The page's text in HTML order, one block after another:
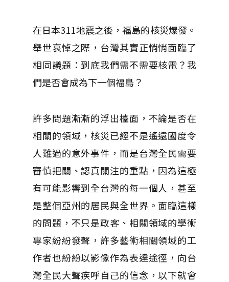
在日本311地震之後，福島的核災爆發。
舉世哀悼之際，台灣其實正悄悄面臨了
相同議題：到底我們需不需要核電？我
們是否會成為下一個福島？
許多問題漸漸的浮出檯面，不論是否在
相關的領域，核災已經不是遙遠國度令
人難過的意外事件，而是台灣全民需要
審慎把關、認真關注的重點，因為這極
有可能影響到全台灣的每一個人，甚至
是整個亞州的居民與全世界。面臨這樣
的問題，不只是政客、相關領域的學術
專家紛紛發聲，許多藝術相關領域的工
作者也紛紛以影像作為表達途徑，向台
灣全民大聲疾呼自己的信念，以下就會